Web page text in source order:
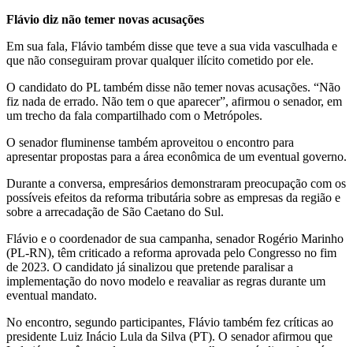
Flávio diz não temer novas acusações
Em sua fala, Flávio também disse que teve a sua vida vasculhada e
que não conseguiram provar qualquer ilícito cometido por ele.
O candidato do PL também disse não temer novas acusações. “Não
fiz nada de errado. Não tem o que aparecer”, afirmou o senador, em
um trecho da fala compartilhado com o Metrópoles.
O senador fluminense também aproveitou o encontro para
apresentar propostas para a área econômica de um eventual governo.
Durante a conversa, empresários demonstraram preocupação com os
possíveis efeitos da reforma tributária sobre as empresas da região e
sobre a arrecadação de São Caetano do Sul.
Flávio e o coordenador de sua campanha, senador Rogério Marinho
(PL-RN), têm criticado a reforma aprovada pelo Congresso no fim
de 2023. O candidato já sinalizou que pretende paralisar a
implementação do novo modelo e reavaliar as regras durante um
eventual mandato.
No encontro, segundo participantes, Flávio também fez críticas ao
presidente Luiz Inácio Lula da Silva (PT). O senador afirmou que